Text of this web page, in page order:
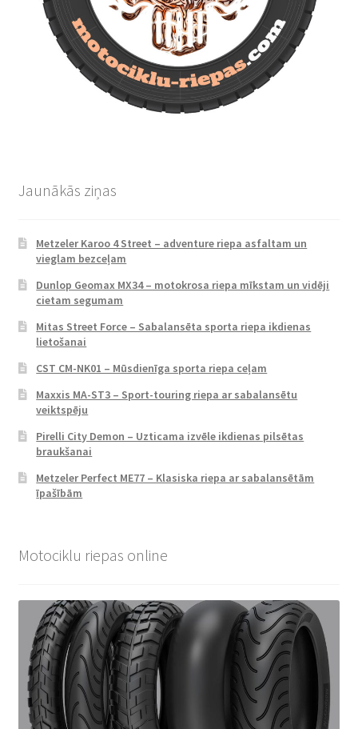
Jaunākās ziņas
Metzeler Karoo 4 Street – adventure riepa asfaltam un
vieglam bezceļam
Dunlop Geomax MX34 – motokrosa riepa mīkstam un vidēji
cietam segumam
Mitas Street Force – Sabalansēta sporta riepa ikdienas
lietošanai
CST CM-NK01 – Mūsdienīga sporta riepa ceļam
Maxxis MA-ST3 – Sport-touring riepa ar sabalansētu
veiktspēju
Pirelli City Demon – Uzticama izvēle ikdienas pilsētas
braukšanai
Metzeler Perfect ME77 – Klasiska riepa ar sabalansētām
īpašībām
Motociklu riepas online